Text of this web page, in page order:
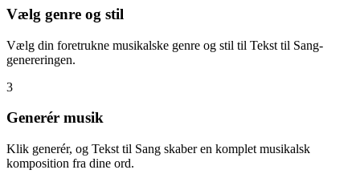
Vælg genre og stil
Vælg din foretrukne musikalske genre og stil til Tekst til Sang-
genereringen.
3
Generér musik
Klik generér, og Tekst til Sang skaber en komplet musikalsk
komposition fra dine ord.